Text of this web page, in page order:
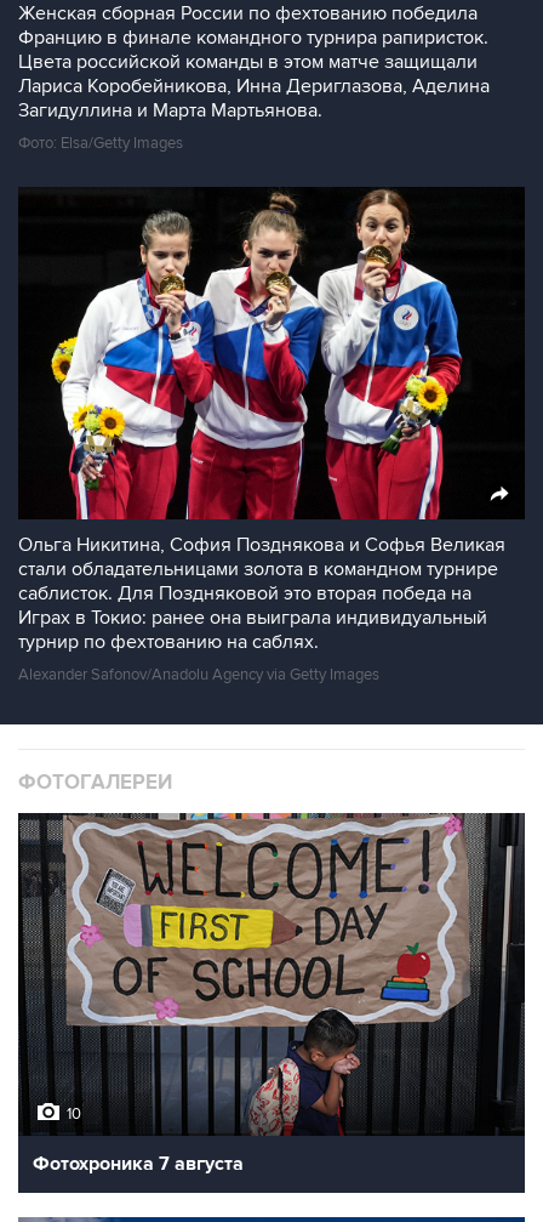
Женская сборная России по фехтованию победила
Францию в финале командного турнира рапиристок.
Цвета российской команды в этом матче защищали
Лариса Коробейникова, Инна Дериглазова, Аделина
Загидуллина и Марта Мартьянова.
Фото: Elsa/Getty Images
Ольга Никитина, София Позднякова и Софья Великая
стали обладательницами золота в командном турнире
саблисток. Для Поздняковой это вторая победа на
Играх в Токио: ранее она выиграла индивидуальный
турнир по фехтованию на саблях.
Alexander Safonov/Anadolu Agency via Getty Images
ФОТОГАЛЕРЕИ
10
Фотохроника 7 августа